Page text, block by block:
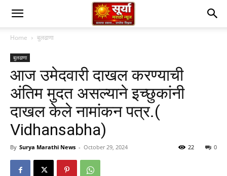
Home बुलढाणा
बुलढाणा
आज उमेदवारी दाखल करण्याची
अंतिम मुदत असल्याने इच्छुकांनी
दाखल केले नामांकन पत्र.(
Vidhansabha)
By Surya Marathi News - October 29, 2024 0
22